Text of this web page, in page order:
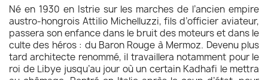
Né en 1930 en Istrie sur les marches de l’ancien empire
austro-hongrois Attilio Michelluzzi, fils d’officier aviateur,
passera son enfance dans le bruit des moteurs et dans le
culte des héros : du Baron Rouge à Mermoz. Devenu plus
tard architecte renommé, il travaillera notamment pour le
roi de Libye jusqu’au jour où un certain Kadhafi le mettra